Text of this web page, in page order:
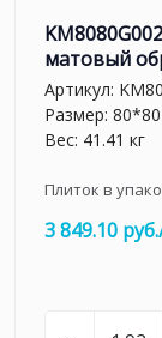
матовый
Артикул:
Размер:
Вес: 41.41 кг
Плиток в
3 849.10